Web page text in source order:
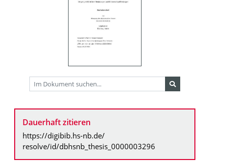
Dauerhaft zitieren
https://digibib.hs-nb.de/
resolve/id/dbhsnb_thesis_0000003296